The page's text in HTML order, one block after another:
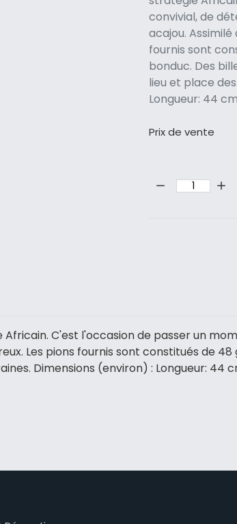
convivial, de
acajou.
fournis sont
bonduc. Des
lieu et place
Longueur: 44
Prix ​​de vente
Quantité:
C'est l'occasion de passer un
Les pions fournis sont constitués de
Dimensions (environ) : Longueur: 44